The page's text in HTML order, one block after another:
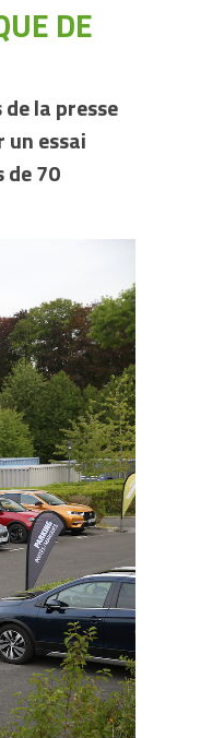
DE
la presse
un essai
70